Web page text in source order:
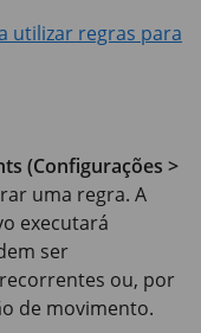
utilizar regras para
(Configurações >
uma regra. A
executará
ser
ou, por
de movimento.